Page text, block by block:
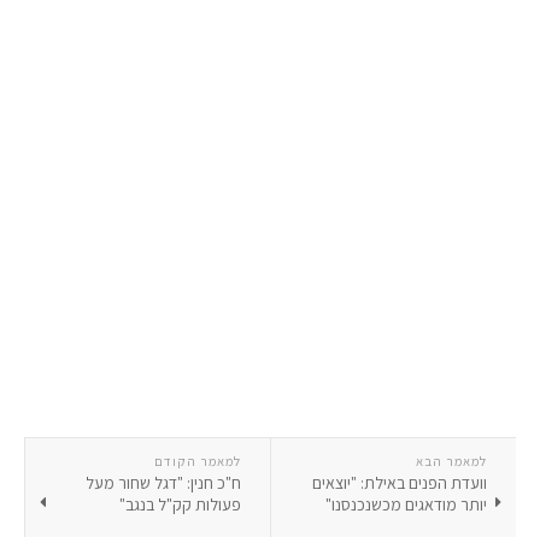
למאמר הקודם
ח"כ חנין: "דגל שחור מעל
פעולות קק"ל בנגב"
למאמר הבא
וועדת הפנים באילת: "יוצאים
יותר מודאגים מכשנכנסנו"